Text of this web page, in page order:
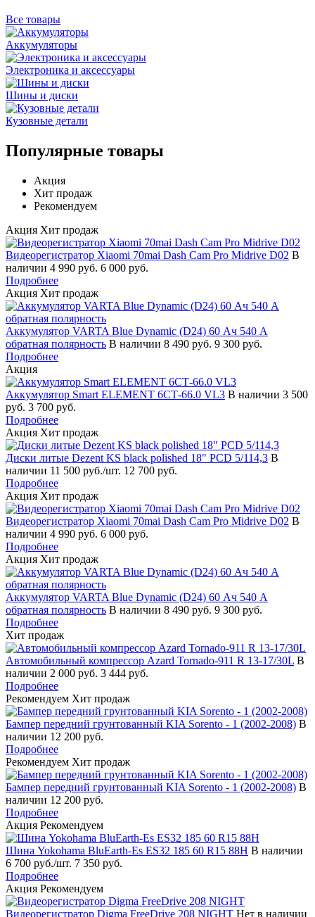
Все товары
Аккумуляторы
Электроника и аксессуары
Шины и диски
Кузовные детали
Популярные товары
Акция
Хит продаж
Рекомендуем
Акция Хит продаж
Видеорегистратор Xiaomi 70mai Dash Cam Pro Midrive D02 В
наличии 4 990 руб. 6 000 руб.
Подробнее
Акция Хит продаж
Аккумулятор VARTA Blue Dynamic (D24) 60 Ач 540 А
обратная полярность В наличии 8 490 руб. 9 300 руб.
Подробнее
Акция
Аккумулятор Smart ELEMENT 6СТ-66.0 VL3 В наличии 3 500
руб. 3 700 руб.
Подробнее
Акция Хит продаж
Диски литые Dezent KS black polished 18" PCD 5/114,3 В
наличии 11 500 руб./шт. 12 700 руб.
Подробнее
Акция Хит продаж
Видеорегистратор Xiaomi 70mai Dash Cam Pro Midrive D02 В
наличии 4 990 руб. 6 000 руб.
Подробнее
Акция Хит продаж
Аккумулятор VARTA Blue Dynamic (D24) 60 Ач 540 А
обратная полярность В наличии 8 490 руб. 9 300 руб.
Подробнее
Хит продаж
Автомобильный компрессор Azard Tornado-911 R 13-17/30L В
наличии 2 000 руб. 3 444 руб.
Подробнее
Рекомендуем Хит продаж
Бампер передний грунтованный KIA Sorento - 1 (2002-2008) В
наличии 12 200 руб.
Подробнее
Рекомендуем Хит продаж
Бампер передний грунтованный KIA Sorento - 1 (2002-2008) В
наличии 12 200 руб.
Подробнее
Акция Рекомендуем
Шина Yokohama BluEarth-Es ES32 185 60 R15 88H В наличии
6 700 руб./шт. 7 350 руб.
Подробнее
Акция Рекомендуем
Видеорегистратор Digma FreeDrive 208 NIGHT Нет в наличии